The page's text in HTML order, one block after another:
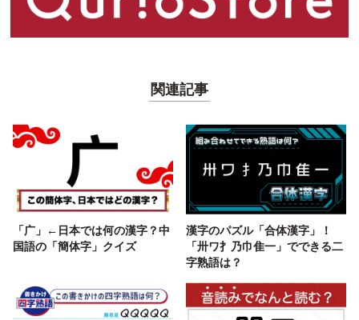
関連記事
「广」←日本では何の漢字？中
国語の「簡体字」クイズ
漢字のパズル「合体漢字」！
「卅ワ扌乃巾隹一」でできる二
字熟語は？